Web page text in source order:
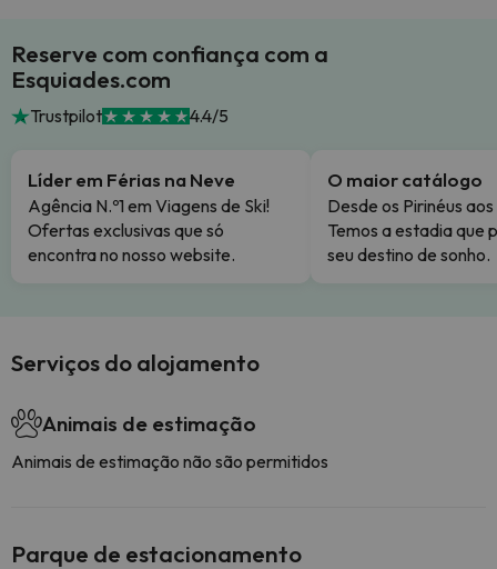
Reserve com confiança com a
Esquiades.com
Trustpilot 4.4/5
Líder em Férias na Neve
Agência N.º1 em Viagens de Ski!
Ofertas exclusivas que só
encontra no nosso website.
O maior catálogo
Desde os Pirinéus
Temos a estadia que
seu destino de sonho.
Serviços do alojamento
Animais de estimação
Animais de estimação não são permitidos
Parque de estacionamento